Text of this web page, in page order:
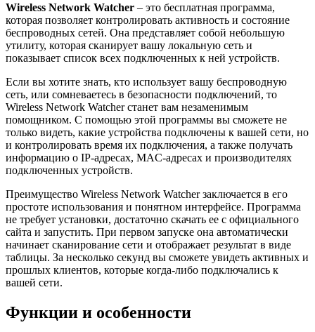
Wireless Network Watcher – это бесплатная программа,
которая позволяет контролировать активность и состояние
беспроводных сетей. Она представляет собой небольшую
утилиту, которая сканирует вашу локальную сеть и
показывает список всех подключенных к ней устройств.
Если вы хотите знать, кто использует вашу беспроводную
сеть, или сомневаетесь в безопасности подключений, то
Wireless Network Watcher станет вам незаменимым
помощником. С помощью этой программы вы сможете не
только видеть, какие устройства подключены к вашей сети, но
и контролировать время их подключения, а также получать
информацию о IP-адресах, MAC-адресах и производителях
подключенных устройств.
Преимущество Wireless Network Watcher заключается в его
простоте использования и понятном интерфейсе. Программа
не требует установки, достаточно скачать ее с официального
сайта и запустить. При первом запуске она автоматически
начинает сканирование сети и отображает результат в виде
таблицы. За несколько секунд вы сможете увидеть активных и
прошлых клиентов, которые когда-либо подключались к
вашей сети.
Функции и особенности